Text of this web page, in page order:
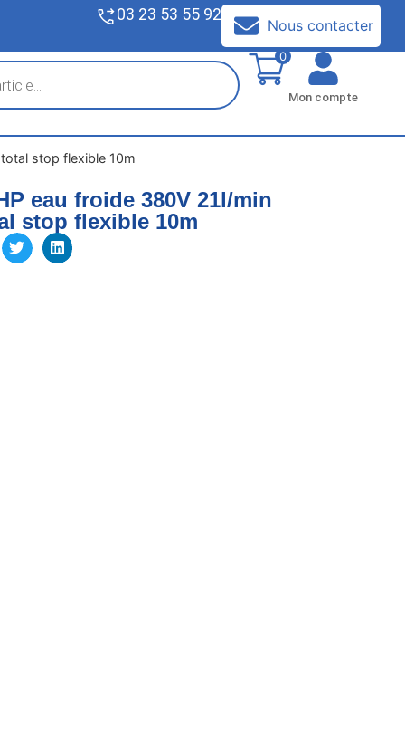
03 23 53 55 92
Nous contacter
0
Mon compte
stop flexible 10m
eau froide 380V 21l/min
stop flexible 10m